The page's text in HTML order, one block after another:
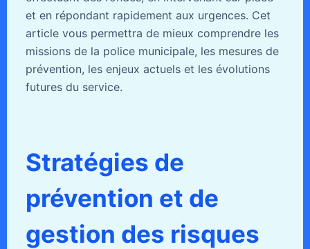
et en répondant rapidement aux urgences. Cet
article vous permettra de mieux comprendre les
missions de la police municipale, les mesures de
prévention, les enjeux actuels et les évolutions
futures du service.
Stratégies de
prévention et de
gestion des risques